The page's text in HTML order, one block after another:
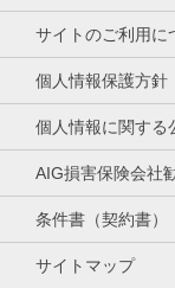
サイトのご利用に
個人情報保護方針
個人情報に関する
AIG損害保険会社
条件書（契約書）
サイトマップ